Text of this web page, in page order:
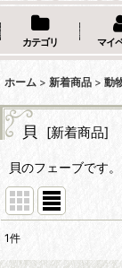
カテゴリ マイ
ホーム > 新着商品 > 動
貝 [新着商品]
貝のフェーブです。
1件